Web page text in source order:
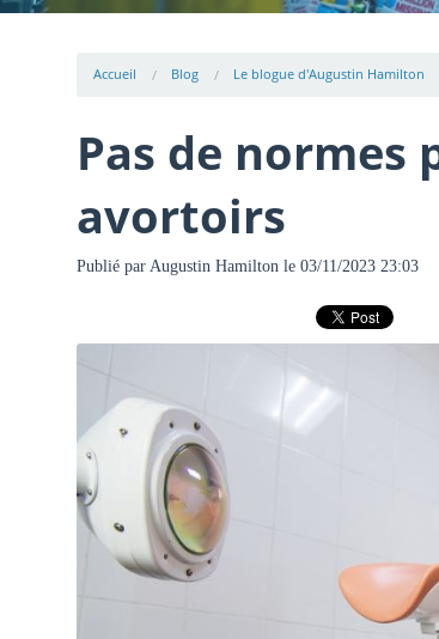
Accueil Blog Le blogue d'Augustin Hamilton
Pas de normes
avortoirs
Publié par Augustin Hamilton le 03/11/2023 23:03